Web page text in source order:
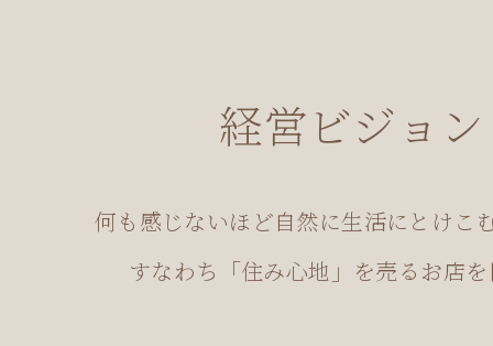
経営ビジョン
何も感じないほど自然に生活にとけこ
すなわち「住み心地」を売るお店